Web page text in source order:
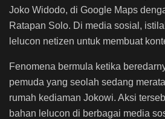
Joko Widodo, di Google Maps
Ratapan Solo. Di media sosial,
lelucon netizen untuk membuat
Fenomena bermula ketika
pemuda yang seolah sedang
rumah kediaman Jokowi. Aksi
bahan lelucon di berbagai media